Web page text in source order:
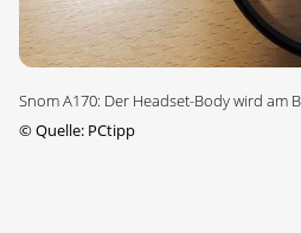
Snom A170: Der Headset-Body wird am
©Quelle: PCtipp